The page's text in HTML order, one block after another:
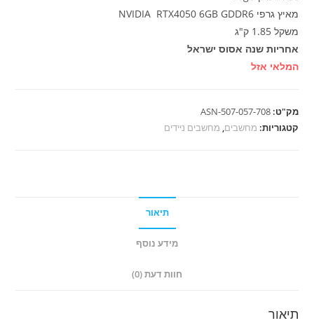
מאיץ גרפי NVIDIA RTX4050 6GB GDDR6
משקל 1.85 ק"ג
אחריות שנה אסוס ישראל
המלאי אזל
מק"ט:ASN-507-057-708
קטגוריות: מחשבים, מחשבים ניידים
תיאור
מידע נוסף
חוות דעת (0)
תיאור